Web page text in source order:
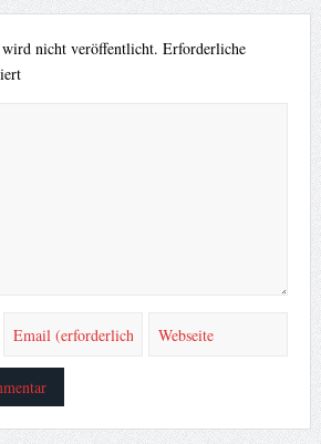
nicht veröffentlicht. Erforderliche